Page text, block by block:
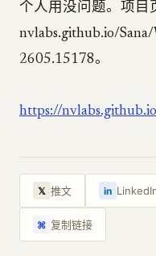
个人用没问题。项目
nvlabs.github.io/
2605.15178。
https://
𝕏 推文 in
⌘ 复制链接